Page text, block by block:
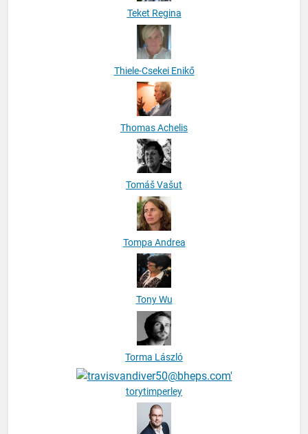
Teket Regina
Thiele-Csekei Enikő
Thomas Achelis
Tomáš Vašut
Tompa Andrea
Tony Wu
Torma László
torytimperley